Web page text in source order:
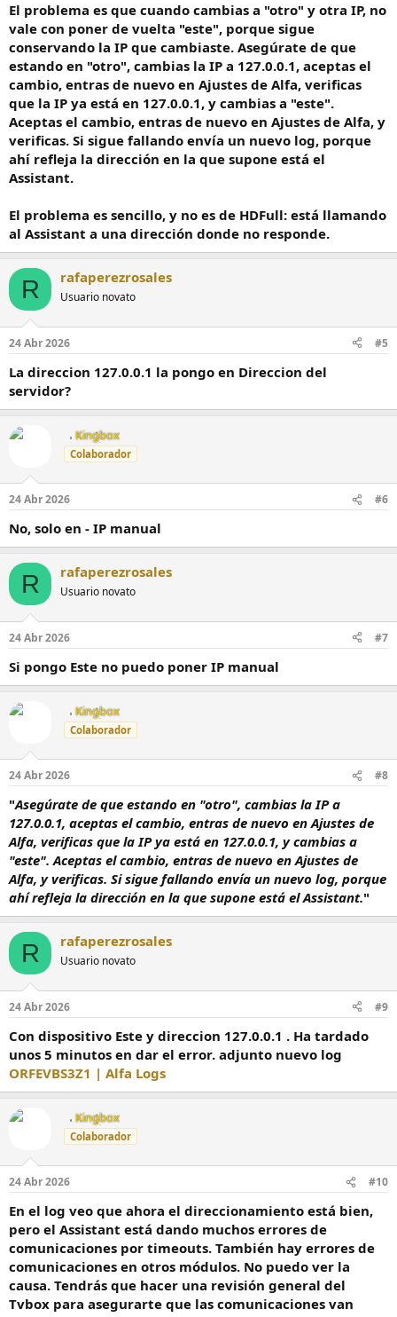
El problema es que cuando cambias a "otro" y otra IP, no
vale con poner de vuelta "este", porque sigue
conservando la IP que cambiaste. Asegúrate de que
estando en "otro", cambias la IP a 127.0.0.1, aceptas el
cambio, entras de nuevo en Ajustes de Alfa, verificas
que la IP ya está en 127.0.0.1, y cambias a "este".
Aceptas el cambio, entras de nuevo en Ajustes de Alfa, y
verificas. Si sigue fallando envía un nuevo log, porque
ahí refleja la dirección en la que supone está el
Assistant.
El problema es sencillo, y no es de HDFull: está llamando
al Assistant a una dirección donde no responde.
R rafaperezrosales
Usuario novato
24 Abr 2026 #5
La direccion 127.0.0.1 la pongo en Direccion del
servidor?
Kingbox
Colaborador
24 Abr 2026 #6
No, solo en - IP manual
R rafaperezrosales
Usuario novato
24 Abr 2026 #7
Si pongo Este no puedo poner IP manual
Kingbox
Colaborador
24 Abr 2026 #8
"Asegúrate de que estando en "otro", cambias la IP a
127.0.0.1, aceptas el cambio, entras de nuevo en Ajustes de
Alfa, verificas que la IP ya está en 127.0.0.1, y cambias a
"este". Aceptas el cambio, entras de nuevo en Ajustes de
Alfa, y verificas. Si sigue fallando envía un nuevo log, porque
ahí refleja la dirección en la que supone está el Assistant."
R rafaperezrosales
Usuario novato
24 Abr 2026 #9
Con dispositivo Este y direccion 127.0.0.1 . Ha tardado
unos 5 minutos en dar el error. adjunto nuevo log
ORFEVBS3Z1 | Alfa Logs
Kingbox
Colaborador
24 Abr 2026 #10
En el log veo que ahora el direccionamiento está bien,
pero el Assistant está dando muchos errores de
comunicaciones por timeouts. También hay errores de
comunicaciones en otros módulos. No puedo ver la
causa. Tendrás que hacer una revisión general del
Tvbox para asegurarte que las comunicaciones van